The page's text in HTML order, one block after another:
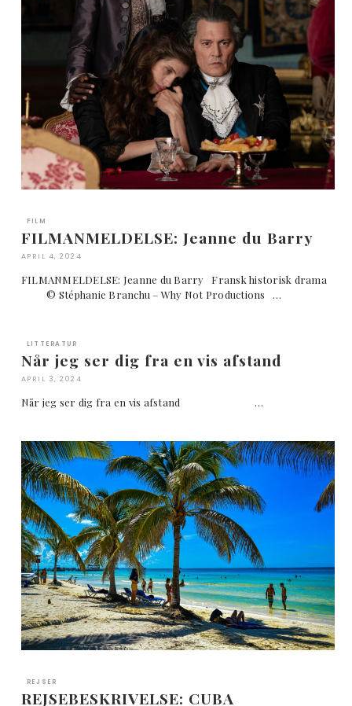
FILM
FILMANMELDELSE: Jeanne du Barry
APRIL 4, 2024
FILMANMELDELSE: Jeanne du Barry Fransk historisk drama
© Stéphanie Branchu – Why Not Productions …
LITTERATUR
Når jeg ser dig fra en vis afstand
APRIL 3, 2024
Når jeg ser dig fra en vis afstand …
REJSER
REJSEBESKRIVELSE: CUBA